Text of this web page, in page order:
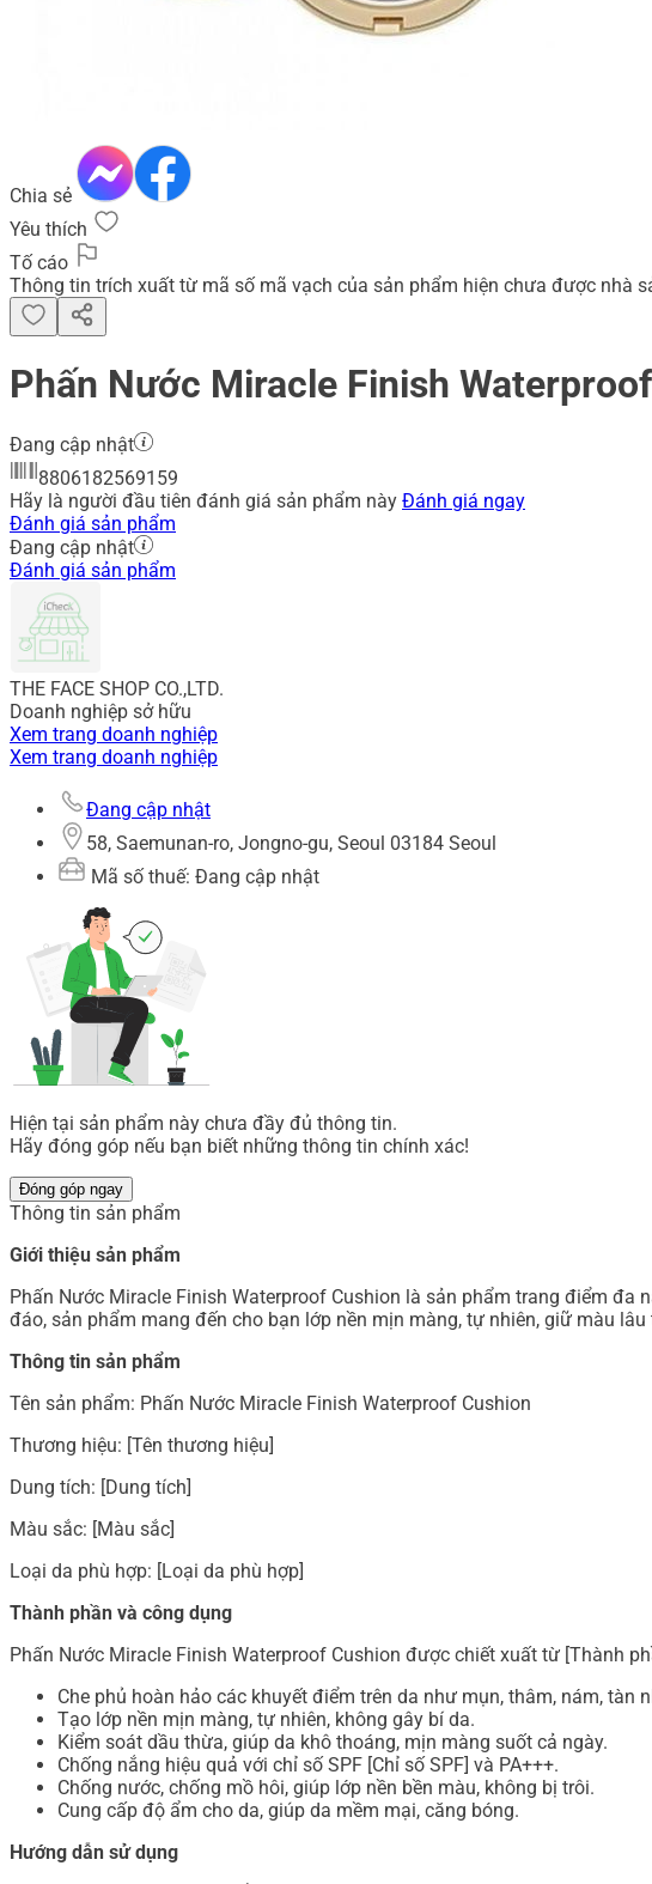
Chia sẻ
Yêu thích
Tố cáo
Thông tin trích xuất từ mã số mã vạch của sản phẩm hiện chưa được nhà
Phấn Nước Miracle Finish
Đang cập nhật
8806182569159
Hãy là người đầu tiên đánh giá sản phẩm này Đánh giá ngay
Đánh giá sản phẩm
Đang cập nhật
Đánh giá sản phẩm
THE FACE SHOP CO.,LTD.
Doanh nghiệp sở hữu
Xem trang doanh nghiệp
Xem trang doanh nghiệp
Đang cập nhật
58, Saemunan-ro, Jongno-gu, Seoul 03184 Seoul
Mã số thuế: Đang cập nhật
Hiện tại sản phẩm này chưa đầy đủ thông tin.
Hãy đóng góp nếu bạn biết những thông tin chính xác!
Đóng góp ngay
Thông tin sản phẩm
Giới thiệu sản phẩm
Phấn Nước Miracle Finish Waterproof Cushion là sản phẩm trang điểm
đáo, sản phẩm mang đến cho bạn lớp nền mịn màng, tự nhiên, giữ màu
Thông tin sản phẩm
Tên sản phẩm: Phấn Nước Miracle Finish Waterproof Cushion
Thương hiệu: [Tên thương hiệu]
Dung tích: [Dung tích]
Màu sắc: [Màu sắc]
Loại da phù hợp: [Loại da phù hợp]
Thành phần và công dụng
Phấn Nước Miracle Finish Waterproof Cushion được chiết xuất từ [Thành
Che phủ hoàn hảo các khuyết điểm trên da như mụn, thâm, nám, tàn
Tạo lớp nền mịn màng, tự nhiên, không gây bí da.
Kiểm soát dầu thừa, giúp da khô thoáng, mịn màng suốt cả ngày.
Chống nắng hiệu quả với chỉ số SPF [Chỉ số SPF] và PA+++.
Chống nước, chống mồ hôi, giúp lớp nền bền màu, không bị trôi.
Cung cấp độ ẩm cho da, giúp da mềm mại, căng bóng.
Hướng dẫn sử dụng